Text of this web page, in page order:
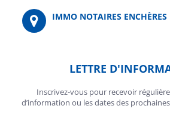
IMMO NOTAIRES ENCHÈRES
LETTRE
Inscrivez-vous pour recevoir
d’information ou les dates des